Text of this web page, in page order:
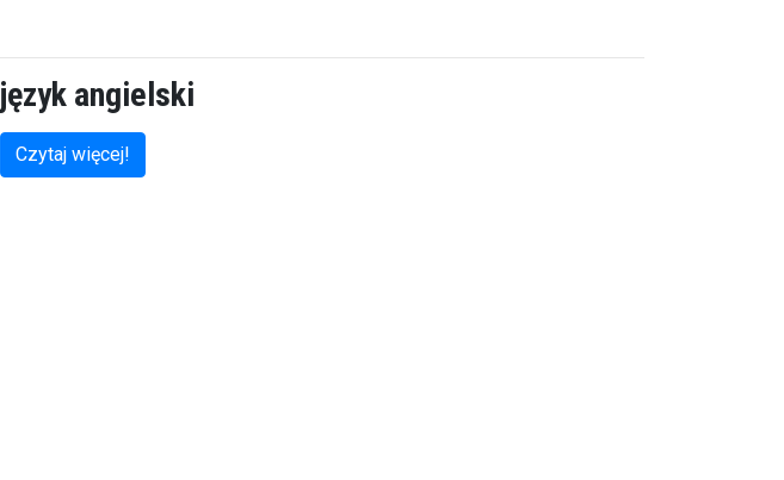
język angielski
Czytaj więcej!